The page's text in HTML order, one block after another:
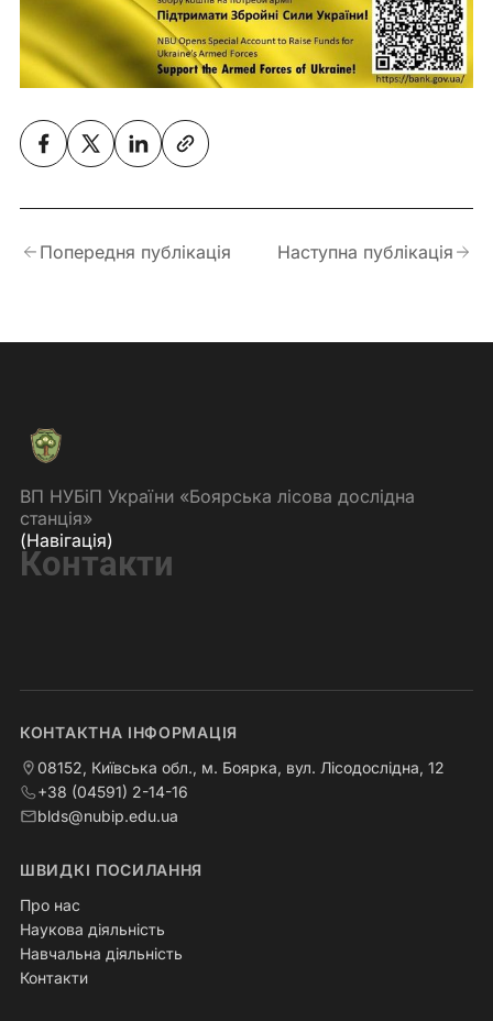
Попередня публікація Наступна публікація
ВП НУБіП України «Боярська лісова дослідна
станція»
(Навігація)
Контакти
КОНТАКТНА ІНФОРМАЦІЯ
08152, Київська обл., м. Боярка, вул. Лісодослідна, 12
+38 (04591) 2-14-16
blds@nubip.edu.ua
ШВИДКІ ПОСИЛАННЯ
Про нас
Наукова діяльність
Навчальна діяльність
Контакти